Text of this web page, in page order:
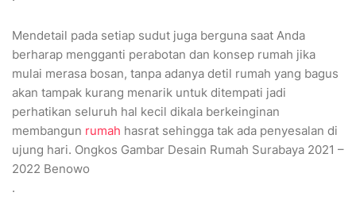
Mendetail pada setiap sudut juga berguna saat Anda
berharap mengganti perabotan dan konsep rumah jika
mulai merasa bosan, tanpa adanya detil rumah yang bagus
akan tampak kurang menarik untuk ditempati jadi
perhatikan seluruh hal kecil dikala berkeinginan
membangun rumah hasrat sehingga tak ada penyesalan di
ujung hari. Ongkos Gambar Desain Rumah Surabaya 2021 –
2022 Benowo
.